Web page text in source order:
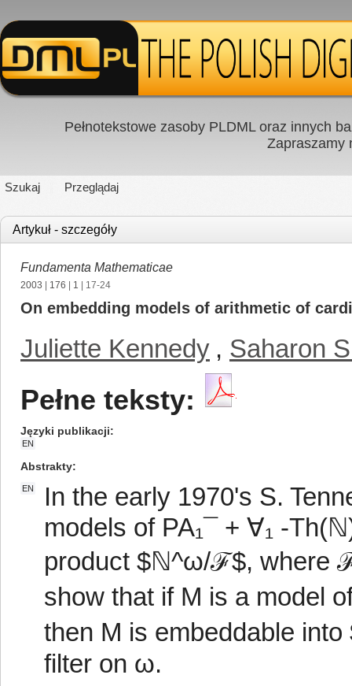
Pełnotekstowe zasoby PLDML oraz innych
Zapraszamy
Szukaj Przeglądaj
Artykuł - szczegóły
Fundamenta Mathematicae
2003 176 1 | 17-24
On embedding models of arithmetic of
Juliette Kennedy , Saharon
Pełne teksty:
Języki publikacji
EN
Abstrakty
EN
In the early 1970's S.
models of PA₁¯ + ∀₁ -
product $ℕ^ω/ℱ$, where
show that if M is a model
then M is embeddable
filter on ω.